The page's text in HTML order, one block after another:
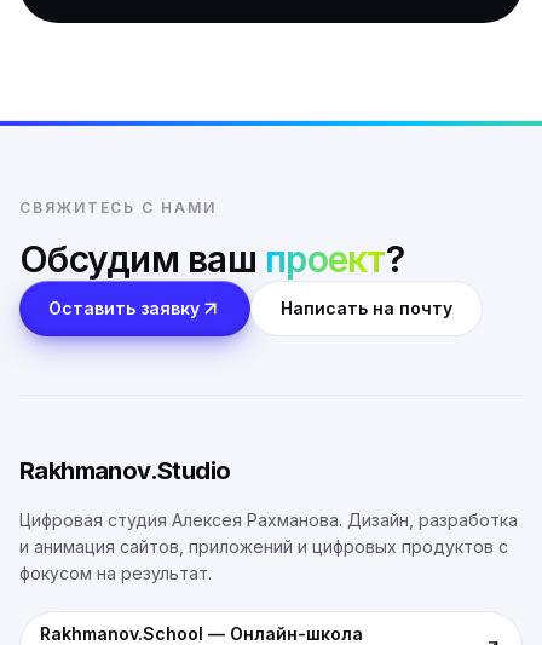
СВЯЖИТЕСЬ С НАМИ
Обсудим ваш проект?
Оставить заявку Написать на почту
Rakhmanov.Studio
Цифровая студия Алексея Рахманова. Дизайн, разработка
и анимация сайтов, приложений и цифровых продуктов с
фокусом на результат.
Rakhmanov.School — Онлайн-школа